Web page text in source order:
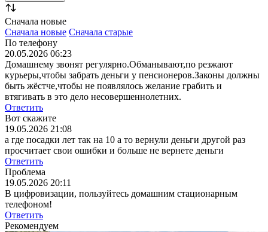
Сначала новые
Сначала новые Сначала старые
По телефону
20.05.2026 06:23
Домашнему звонят регулярно.Обманывают,по резжают
курьеры,чтобы забрать деньги у пенсионеров.Законы должны
быть жёстче,чтобы не появлялось желание грабить и
втягивать в это дело несовершеннолетних.
Ответить
Вот скажите
19.05.2026 21:08
а где посадки лет так на 10 а то вернули деньги другой раз
просчитает свои ошибки и больше не вернете деньги
Ответить
Проблема
19.05.2026 20:11
В цифровизации, пользуйтесь домашним стационарным
телефоном!
Ответить
Рекомендуем